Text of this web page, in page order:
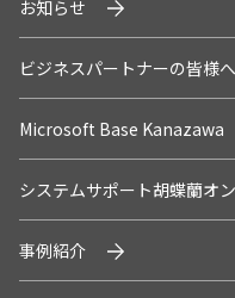
情報セキュリティ基本方針
個人情報の取り扱いにつ
外部送信ポリシー
サイトのご利用について
反社会的勢力に対する基本
特定個人情報等の適正な
お知らせ
ビジネスパートナーの皆様へ
Microsoft Base Kanazawa
システムサポート胡蝶蘭オ
事例紹介